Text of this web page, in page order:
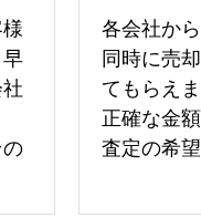
各会社か
同時に売
てもらえま
正確な金
査定の希